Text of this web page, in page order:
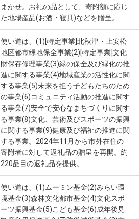
まかせ。お礼の品として、寄附額に応じ
た地場産品(お酒・寝具)などを贈呈。
使い道は、(1)[特定事業]北秋津・上安松
地区都市緑地保全事業(2)[特定事業]文化
財保存修理事業(3)緑の保全及び緑化の推
進に関する事業(4)地域産業の活性化に関
する事業(5)未来を担う子どもたちのため
の事業(6)コミュニティ活動の推進に関す
る事業(7)安全で安心なまちづくりに関す
る事業(8)文化、芸術及びスポーツの振興
に関する事業(9)健康及び福祉の推進に関
する事業。2024年11月から市外在住の
寄附者に対して返礼品の贈呈を再開。約
220品目の返礼品を提供。
使い道は、(1)ムーミン基金(2)みらい環
境基金(3)森林文化都市基金(4)文化スポ
ーツ振興基金(5)こども基金(6)成年後見